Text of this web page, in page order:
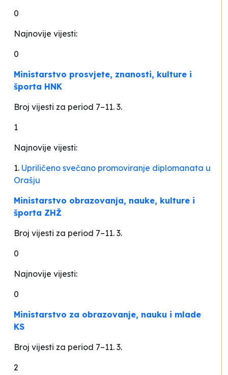
0
Najnovije vijesti:
0
Ministarstvo prosvjete, znanosti, kulture i
športa HNK
Broj vijesti za period 7–11. 3.
1
Najnovije vijesti:
1. Upriličeno svečano promoviranje diplomanata u
Orašju
Ministarstvo obrazovanja, nauke, kulture i
športa ZHŽ
Broj vijesti za period 7–11. 3.
0
Najnovije vijesti:
0
Ministarstvo za obrazovanje, nauku i mlade
KS
Broj vijesti za period 7–11. 3.
2